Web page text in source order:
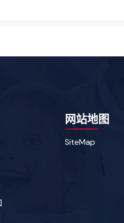
网站地图
SiteMap